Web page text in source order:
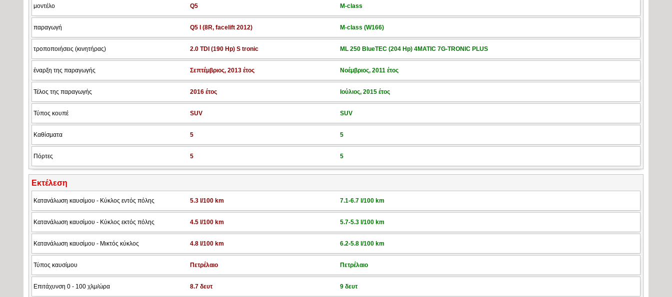
μοντέλο Q5 M-class
παραγωγή Q5 I (8R, facelift 2012) M-class (W166)
τροποποιήσεις (κινητήρας) 2.0 TDI (190 Hp) S tronic ML 250 BlueTEC (204 Hp) 4MATIC 7G-TRONIC PLUS
έναρξη της παραγωγής Σεπτέμβριος, 2013 έτος Νοέμβριος, 2011 έτος
Τέλος της παραγωγής 2016 έτος Ιούλιος, 2015 έτος
Τύπος κουπέ SUV SUV
Καθίσματα 5 5
Πόρτες 5 5
Εκτέλεση
Κατανάλωση καυσίμου - Κύκλος εντός πόλης 5.3 l/100 km 7.1-6.7 l/100 km
Κατανάλωση καυσίμου - Κύκλος εκτός πόλης 4.5 l/100 km 5.7-5.3 l/100 km
Κατανάλωση καυσίμου - Μικτός κύκλος 4.8 l/100 km 6.2-5.8 l/100 km
Τύπος καυσίμου Πετρέλαιο Πετρέλαιο
Επιτάχυνση 0 - 100 χλμ/ώρα 8.7 δευτ 9 δευτ